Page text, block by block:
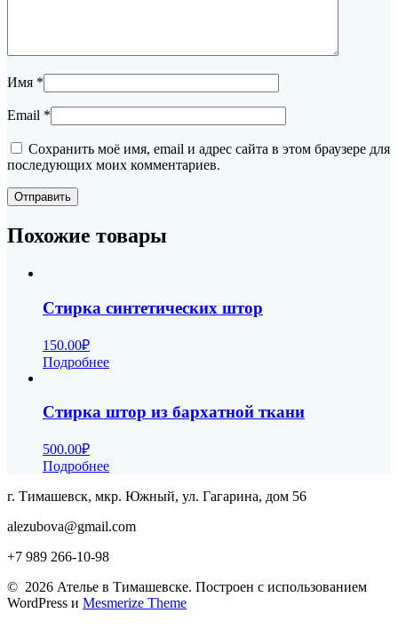
Имя *
Email *
Сохранить моё имя, email и адрес сайта в этом браузере для
последующих моих комментариев.
Похожие товары
Стирка синтетических штор
150.00₽
Подробнее
Стирка штор из бархатной ткани
500.00₽
Подробнее
г. Тимашевск, мкр. Южный, ул. Гагарина, дом 56
alezubova@gmail.com
+7 989 266-10-98
© 2026 Ателье в Тимашевске. Построен с использованием
WordPress и Mesmerize Theme